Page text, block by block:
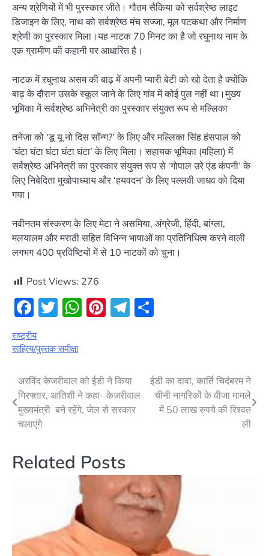
अन्य श्रेणियों में भी पुरस्कार जीते। गौतम सैकिया को सर्वश्रेष्ठ लाइट
डिजाइन के लिए, नाथ को सर्वश्रेष्ठ मंच सज्जा, मूल पटकथा और निर्माण
श्रेणी का पुरस्कार मिला।यह नाटक 70 मिनट का है जो रघुनाथ नाम के
एक ग्रामीण की कहानी पर आधारित है।
नाटक में रघुनाथ असम की बाढ़ में अपनी प्यारी बेटी को खो देता है क्योंकि
बाढ़ के दौरान उसके स्कूल जाने के लिए गांव में कोई पुल नहीं था।मुख्य
भूमिका में सर्वश्रेष्ठ अभिनेत्री का पुरस्कार संयुक्त रूप से मल्लिका
तनेजा को ‘डू यू नो दिस सॉन्ग?’ के लिए और मल्लिका सिंह हंसपाल को
‘घंटा घंटा घंटा घंटा घंटा’ के लिए मिला। सहायक भूमिका (महिला) में
सर्वश्रेष्ठ अभिनेत्री का पुरस्कार संयुक्त रूप से ‘गोपाल उरे एंड कंपनी’ के
लिए निबेदिता मुखोपाध्याय और ‘हयवदन’ के लिए पल्लवी जाधव को दिया
गया।
नवीनतम संस्करण के लिए मेटा ने असमिया, अंग्रेजी, हिंदी, बांग्ला,
मलयालम और मराठी सहित विभिन्न भाषाओं का प्रतिनिधित्व करने वाली
लगभग 400 प्रविष्टियों में से 10 नाटकों को चुना।
Post Views: 276
Facebook
Twitter
WhatsApp
Pinterest
Telegram
राष्ट्रीय
साहित्य/पुस्तक समीक्षा
Post
navigation
अरविंद केजरीवाल को ईडी ने किया
गिरफ्तार, आतिशी ने कहा- केजरीवाल
मुख्यमंत्री बने रहेंगे, जेल से सरकार
चलाएंगे
ईडी का दावा, कार्ति चिदंबरम ने
चीनी नागरिकों के वीजा मामले
में 50 लाख रुपये की रिश्वत
ली
Related Posts